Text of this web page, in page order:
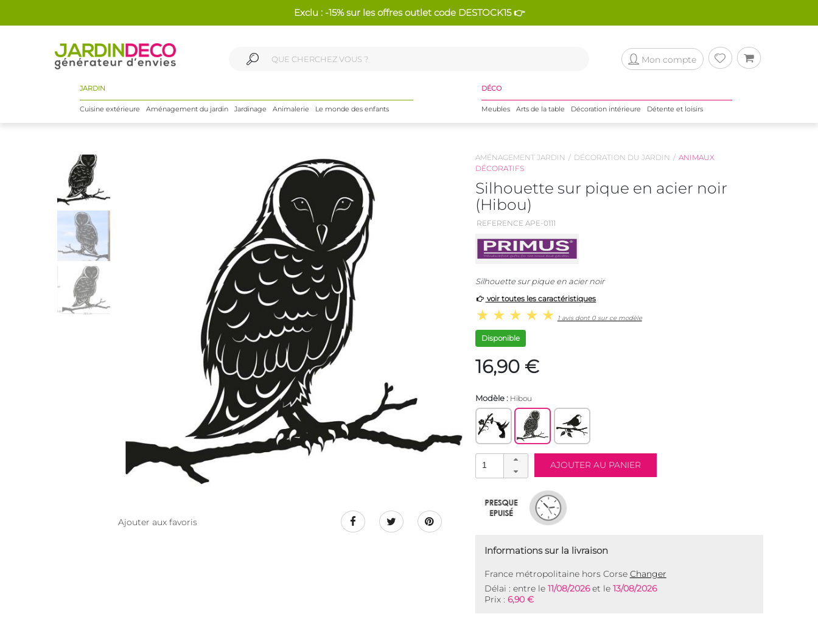
Exclu : -15% sur les offres outlet code DESTOCK15 👉
Mon compte
JARDIN
Cuisine extérieure Aménagement du jardin Jardinage Animalerie Le monde des enfants
DÉCO
Meubles Arts de la table Décoration intérieure Détente et loisirs
Ajouter aux favoris
AMÉNAGEMENT JARDIN DÉCORATION DU JARDIN
ANIMAUX
DÉCORATIFS
Silhouette sur pique en acier noir
(Hibou)
REFERENCE APE-0111
Silhouette sur pique en acier noir
voir toutes les caractéristiques
1 avis dont 0 sur ce modèle
Disponible
16,90 €
Modèle : Hibou
Informations sur la livraison
France métropolitaine hors Corse Changer
Délai : entre le 11/08/2026et le 13/08/2026
Prix : 6,90 €